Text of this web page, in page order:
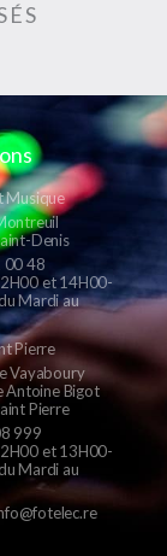
Musique
Denis
00 48
et 14H00-
Mardi au
Pierre
Vayaboury
Antoine Bigot
Pierre
999
et 13H00-
Mardi au